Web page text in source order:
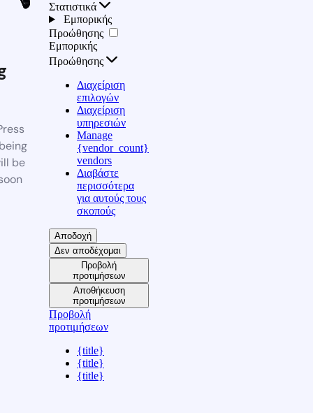
be
Στατιστικά
Εμπορικής
Προώθησης
Εμπορικής
Προώθησης
Διαχείριση
επιλογών
Διαχείριση
υπηρεσιών
Manage
{vendor_count}
vendors
Διαβάστε
περισσότερα
για αυτούς τους
σκοπούς
Αποδοχή
Δεν αποδέχομαι
Προβολή
προτιμήσεων
Αποθήκευση
προτιμήσεων
Προβολή
προτιμήσεων
{title}
{title}
{title}